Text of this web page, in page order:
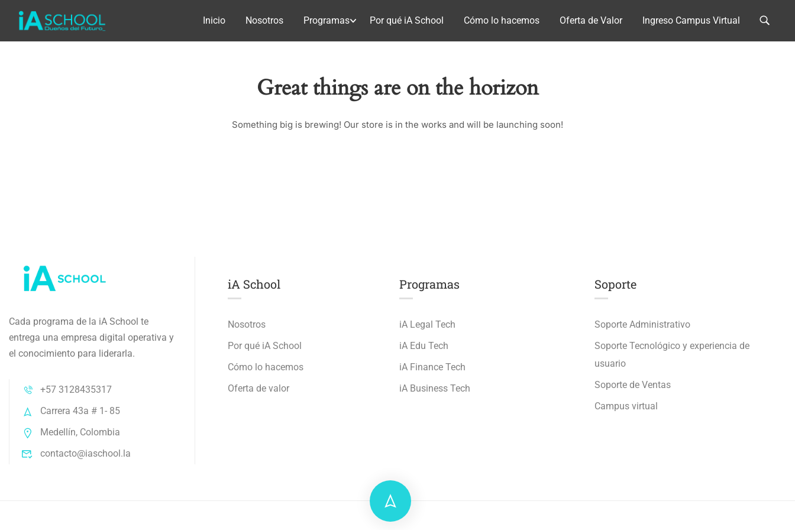
Inicio Nosotros Programas Por qué iA School Cómo lo hacemos Oferta de Valor Ingreso Campus Virtual
Great things are on the horizon
Something big is brewing! Our store is in the works and will be launching soon!
Cada programa de la iA School te
entrega una empresa digital operativa y
el conocimiento para liderarla.
+57 3128435317
Carrera 43a # 1- 85
Medellín, Colombia
contacto@iaschool.la
iA School
Nosotros
Por qué iA School
Cómo lo hacemos
Oferta de valor
Programas
iA Legal Tech
iA Edu Tech
iA Finance Tech
iA Business Tech
Soporte
Soporte Administrativo
Soporte Tecnológico y experiencia de
usuario
Soporte de Ventas
Campus virtual